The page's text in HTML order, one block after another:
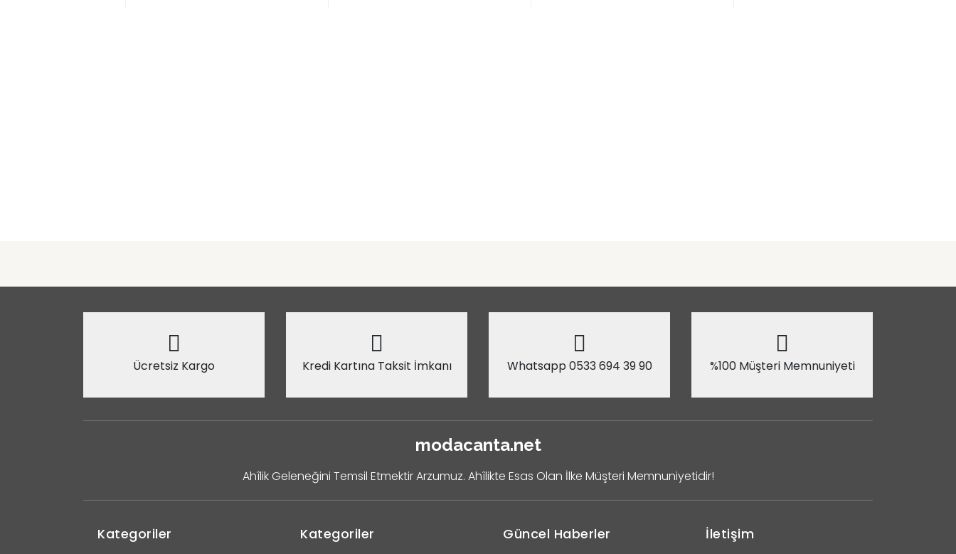
Ücretsiz Kargo Kredi Kartına Taksit İmkanı Whatsapp 0533 694 39 90 %100 Müşteri Memnuniyeti
modacanta.net
Ahîlik Geleneğini Temsil Etmektir Arzumuz. Ahîlikte Esas Olan İlke Müşteri Memnuniyetidir!
Kategoriler Kategoriler Güncel Haberler İletişim